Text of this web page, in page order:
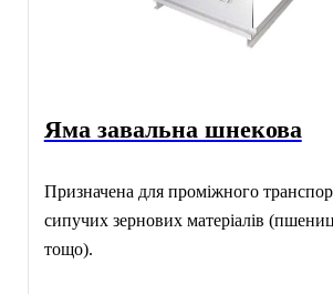
Яма завальна шнекова
Призначена для проміжного
сипучих зернових матеріалів
тощо).